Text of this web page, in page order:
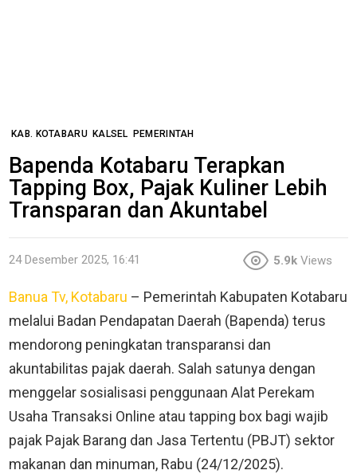
KAB. KOTABARU KALSEL PEMERINTAH
Bapenda Kotabaru Terapkan
Tapping Box, Pajak Kuliner Lebih
Transparan dan Akuntabel
24 Desember 2025, 16:41 5.9k Views
Banua Tv, Kotabaru – Pemerintah Kabupaten Kotabaru
melalui Badan Pendapatan Daerah (Bapenda) terus
mendorong peningkatan transparansi dan
akuntabilitas pajak daerah. Salah satunya dengan
menggelar sosialisasi penggunaan Alat Perekam
Usaha Transaksi Online atau tapping box bagi wajib
pajak Pajak Barang dan Jasa Tertentu (PBJT) sektor
makanan dan minuman, Rabu (24/12/2025).